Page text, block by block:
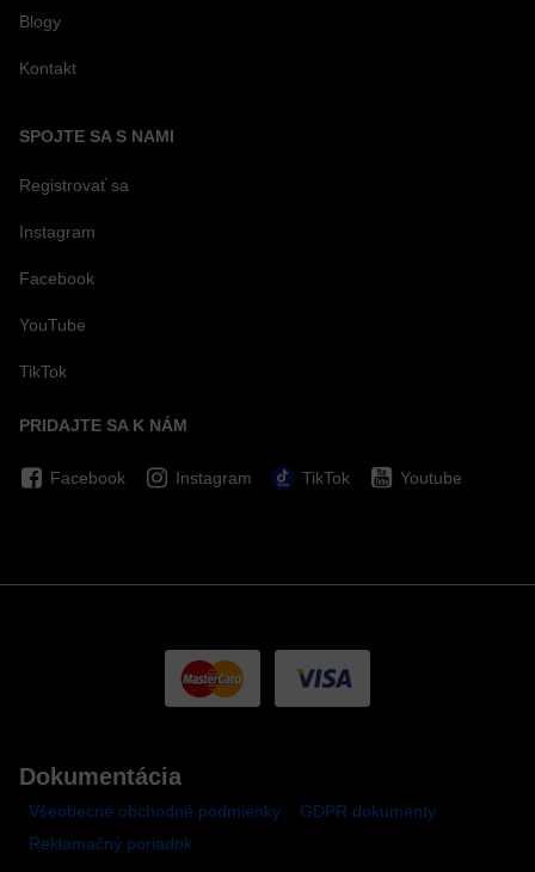
Blogy
Kontakt
SPOJTE SA S NAMI
Registrovať sa
Instagram
Facebook
YouTube
TikTok
PRIDAJTE SA K NÁM
Facebook Instagram TikTok Youtube
Dokumentácia
Všeobecné obchodné podmienky
GDPR dokumenty
Reklamačný poriadok